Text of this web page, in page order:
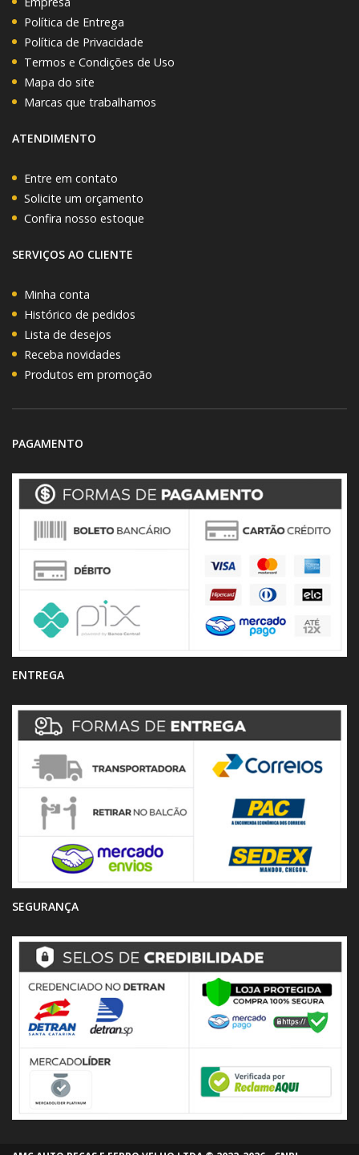
Política de Entrega
Política de Privacidade
Termos e Condições de Uso
Mapa do site
Marcas que trabalhamos
ATENDIMENTO
Entre em contato
Solicite um orçamento
Confira nosso estoque
SERVIÇOS AO CLIENTE
Minha conta
Histórico de pedidos
Lista de desejos
Receba novidades
Produtos em promoção
PAGAMENTO
ENTREGA
SEGURANÇA